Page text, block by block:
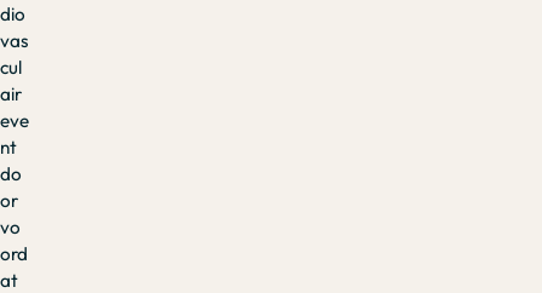
dio
vas
cul
air
eve
nt
do
or
vo
ord
at